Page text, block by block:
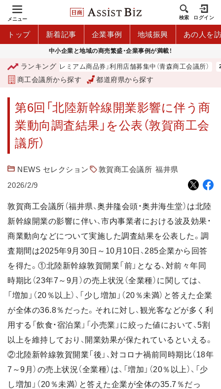
メニュー 検索 ログイン
トップ 新着記事 企業事例 地域振興 あの人を
中小企業と地域の商売繁盛・企業事例が満載！
ランキング
「青森市プレミアム商品券」利用店舗募集中（青森商工会議所）
商工会議所から探す 都道府県から探す
第6回「北陸新幹線開業影響に伴う商
業動向調査結果」を公表（敦賀商工会
議所）
NEWS セレクション 敦賀商工会議所 福井県
2026/2/9
敦賀商工会議所（福井県、奥井隆会頭・奥井海生堂）は北陸
新幹線開業の影響に伴い、市内事業者における波及効果・
商業動向などについて実施した調査結果を公表した。調
査期間は2025年9月30日～10月10日、285企業から回答
を得た。①北陸新幹線敦賀開業「前」となる、対前々年同
時期比（23年7～9月）の売上状況（全業種）に関しては、
「増加」（20％以上）、「少し増加」（20％未満）と答えた企業
が全体の36.8％だった。それに対し、観光客などが多く利
用する「飲食・宿泊業」「小売業」に絞った値において、5割
以上を維持しており、開業効果が保たれているといえる。
②北陸新幹線敦賀開業「後」、対コロナ禍前同時期比（18年
7～9月）の売上状況（全業種）は、「増加」（20％以上）、「少
し増加」（20％未満）と答えた企業が全体の35.7％だっ